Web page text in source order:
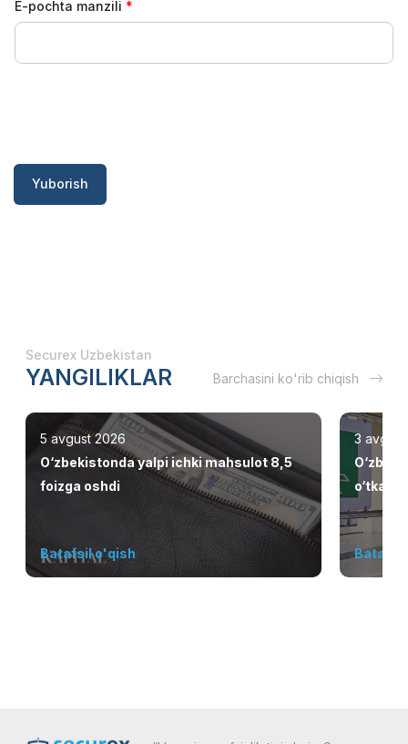
E-pochta manzili
Yuborish
Securex Uzbekistan
YANGILIKLAR Barchasini ko'rib chiqish
5 avgust 2026
O‘zbekistonda yalpi ichki mahsulot 8,5
foizga oshdi
Batafsil o'qish
3